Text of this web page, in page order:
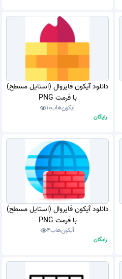
دانلود آیکون فایروال (استایل مسطح)
با فرمت PNG
آیکون‌هاب10
رایگان
دانلود آیکون فایروال (استایل مسطح)
با فرمت PNG
آیکون‌هاب4
رایگان